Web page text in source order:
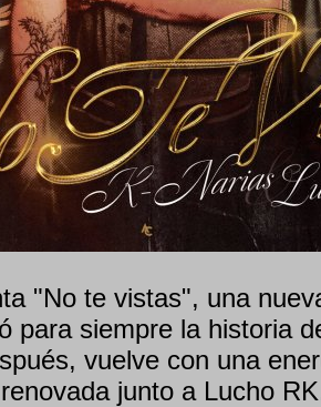
"No te vistas", una
para siempre la historia
vuelve con una
junto a Lucho